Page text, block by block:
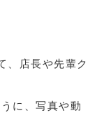
、店長や先輩ク
に、写真や動